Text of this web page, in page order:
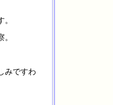
。
。
みですわ